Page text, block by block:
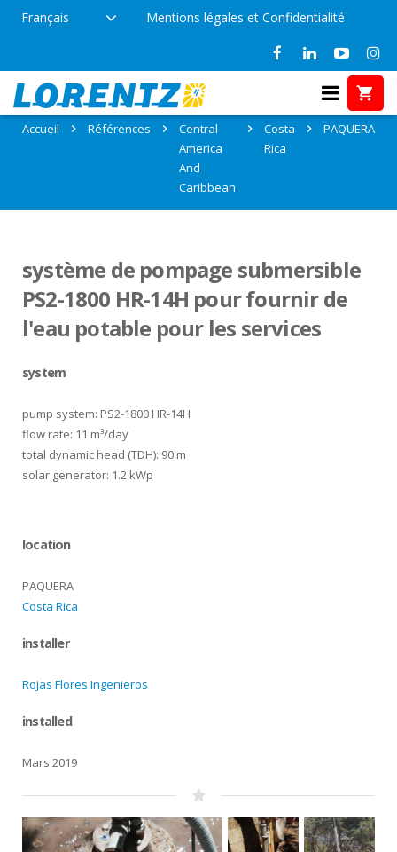
Français Mentions légales et Confidentialité
Références: PAQUERA, Costa Rica
Accueil Références
Central
America
And
Caribbean
Costa
Rica
PAQUERA
système de pompage submersible
PS2-1800 HR-14H pour fournir de
l'eau potable pour les services
system
pump system: PS2-1800 HR-14H
flow rate: 11 m³/day
total dynamic head (TDH): 90 m
solar generator: 1.2 kWp
location
PAQUERA
Costa Rica
installer
Rojas Flores Ingenieros
installed
Mars 2019